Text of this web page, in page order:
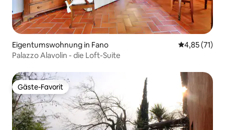
Eigentumswohnung in Fano
4,85 (71)
Palazzo Alavolin - die Loft-Suite
Gäste-Favorit
Gäste-Favorit